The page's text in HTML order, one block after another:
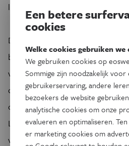
lagere startconcentratie.
De meeste wetenschappelijke
beperken zich tot een vergelijking
voedingscomponenten in een
dieet, en hoe een tekort of een
componenten prestaties zouden
Langdurige onderzoeken, waarbij
voedingspatroon voor een
Een betere
cookies
Welke cookies gebruiken we
We gebruiken cookies op
Sommige zijn noodzakelijk voor
gebruikerservaring, andere
bezoekers de website
analytische cookies om onze
evalueren en optimaliseren.
er marketing cookies om